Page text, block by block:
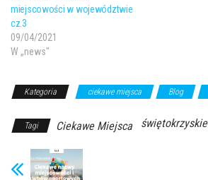
miejscowości w województwie
cz.3
09/04/2021
W „news"
Kategoria ciekawe miejsca Blog
Tagi Ciekawe Miejsca świętokrzyskie